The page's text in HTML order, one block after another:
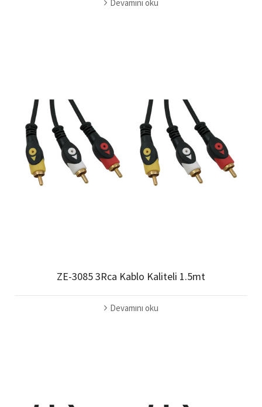
Devamını oku
ZE-3085 3Rca Kablo Kaliteli 1.5mt
Devamını oku